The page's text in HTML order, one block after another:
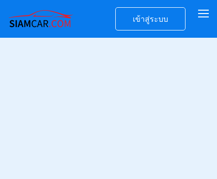
เข้าสู่ระบบ